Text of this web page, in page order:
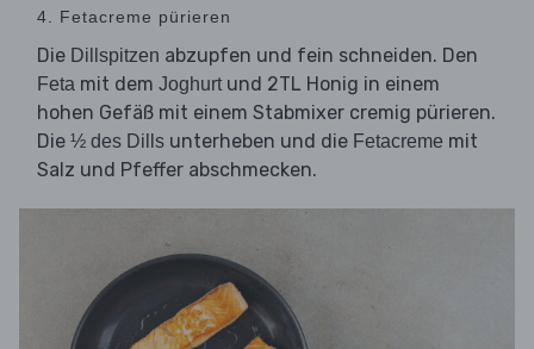
4. Fetacreme pürieren
Die Dillspitzen abzupfen und fein schneiden. Den
Feta mit dem Joghurt und 2TL Honig in einem
hohen Gefäß mit einem Stabmixer cremig pürieren.
Die ½ des Dills unterheben und die Fetacreme mit
Salz und Pfeffer abschmecken.